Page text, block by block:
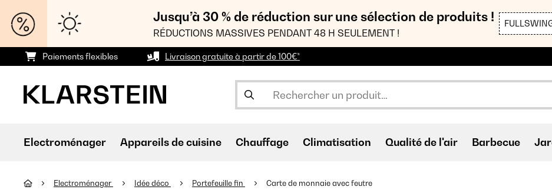
Jusqu’à 30 % de réduction sur une sélection de produits !
RÉDUCTIONS MASSIVES PENDANT 48 H SEULEMENT !
Paiements flexibles Livraison gratuite à partir de 100€*
Electroménager Appareils de cuisine Chauffage Climatisation Qualité de l'air Barbecue
Electroménager Idée déco Portefeuille fin Carte de monnaie avec feutre